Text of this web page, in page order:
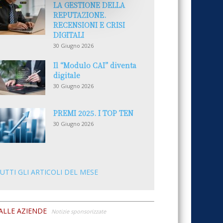
LA GESTIONE DELLA
REPUTAZIONE.
RECENSIONI E CRISI
DIGITALI
30 Giugno 2026
Il “Modulo CAI” diventa
digitale
30 Giugno 2026
PREMI 2025. I TOP TEN
30 Giugno 2026
GLI ARTICOLI DEL MESE
AZIENDE Notizie sponsorizzate